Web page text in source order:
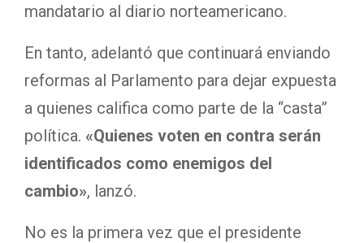
mandatario al diario norteamericano.
En tanto, adelantó que continuará enviando
reformas al Parlamento para dejar expuesta
a quienes califica como parte de la “casta”
política. «Quienes voten en contra serán
identificados como enemigos del
cambio», lanzó.
No es la primera vez que el presidente